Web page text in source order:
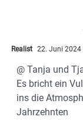
Realist 22. Juni 2024
@ Tanja und
Es bricht ein
ins die
Jahrzehnten